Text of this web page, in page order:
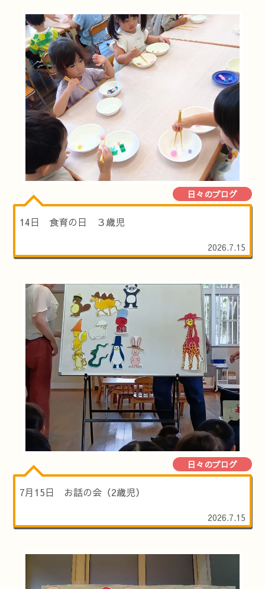
日々のブログ
14日 食育の日 ３歳児
2026.7.15
日々のブログ
7月15日 お話の会（2歳児）
2026.7.15